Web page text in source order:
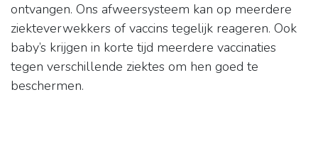
ontvangen. Ons afweersysteem kan op meerdere
ziekteverwekkers of vaccins tegelijk reageren. Ook
baby’s krijgen in korte tijd meerdere vaccinaties
tegen verschillende ziektes om hen goed te
beschermen.